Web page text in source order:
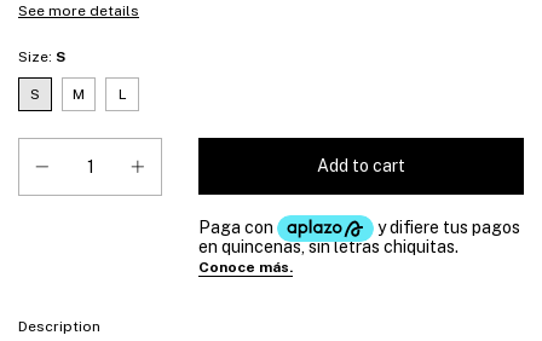
See more details
Size: S
S M L
Description